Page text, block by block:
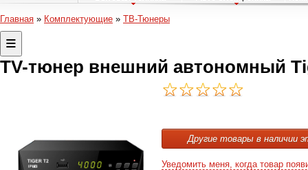
Главная » Комплектующие » ТВ-Тюнеры
TV-тюнер внешний автономный
Другие товары в наличии
Уведомить меня, когда товар